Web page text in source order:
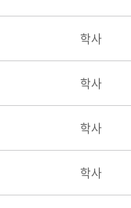
학사
학사
학사
학사